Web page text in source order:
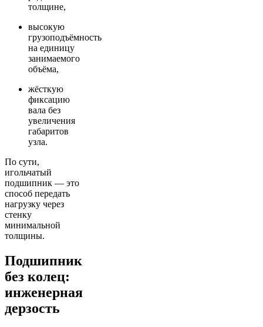
толщине,
высокую
грузоподъёмность
на единицу
занимаемого
объёма,
жёсткую
фиксацию
вала без
увеличения
габаритов
узла.
По сути,
игольчатый
подшипник — это
способ передать
нагрузку через
стенку
минимальной
толщины.
Подшипник
без колец:
инженерная
дерзость